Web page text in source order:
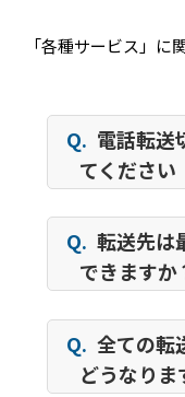
「各種サービス」に
Q. 電話転送
てください
Q. 転送先は
できますか
Q. 全ての転
どうなりま